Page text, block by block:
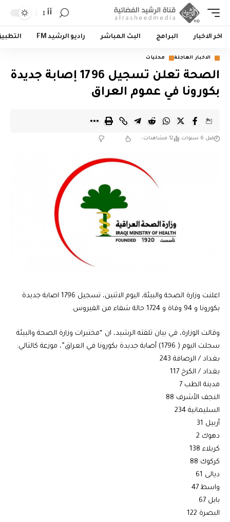
أأ
اخر الاخبار البرامج البث المباشر راديو الرشيد FM
الاخبار العاجلة محليات
الصحة تعلن تسجيل 1796 إصابة جديدة
بكورونا في عموم العراق
قبل 6 سنوات 12 مشاهدات
اعلنت وزارة الصحة والبيئة، اليوم الاثنين، تسجيل 1796 اصابة جديدة
بكورونا و 94 وفاة و 1724 حالة شفاء من الفيروس.
وقالت الوزارة، في بيان تلقته الرشيد، ان “مختبرات وزارة الصحة والبيئة
سجلت اليوم ( 1796) أصابة جديدة بكورونا في العراق”، موزعة كالتالي:
بغداد / الرصافة 243
بغداد / الكرخ 117
مدينة الطب 7
النجف الأشرف 88
السليمانية 234
أربيل 31
دهوك 2
كربلاء 138
كركوك 88
ديالى 61
واسط 47
بابل 67
البصرة 122